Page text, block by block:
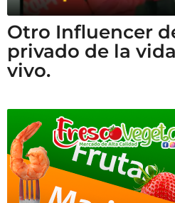
Otro Influencer
privado de la
vivo.